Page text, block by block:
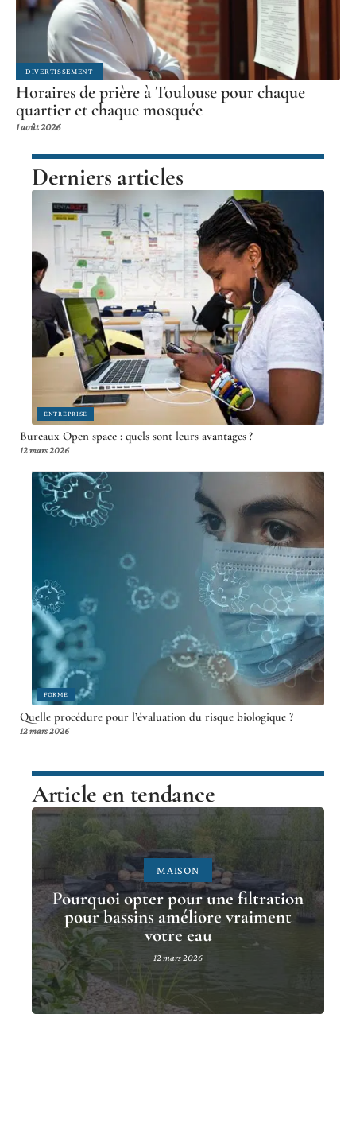
DIVERTISSEMENT
Horaires de prière à Toulouse pour chaque
quartier et chaque mosquée
1 août 2026
Derniers articles
ENTREPRISE
Bureaux Open space : quels sont leurs avantages ?
12 mars 2026
FORME
Quelle procédure pour l’évaluation du risque biologique ?
12 mars 2026
Article en tendance
MAISON
Pourquoi opter pour une filtration
pour bassins améliore vraiment
votre eau
12 mars 2026